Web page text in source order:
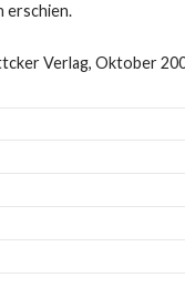
erschien.
Verlag, Oktober